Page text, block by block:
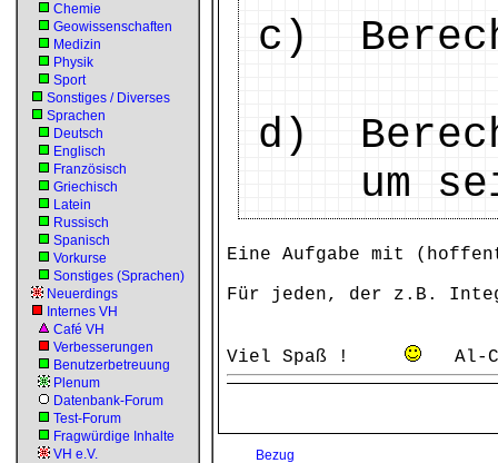
Chemie
Geowissenschaften
Medizin
Physik
Sport
Sonstiges / Diverses
Sprachen
Deutsch
Englisch
Französisch
Griechisch
Latein
Russisch
Spanisch
Vorkurse
Sonstiges (Sprachen)
Neuerdings
Internes VH
Café VH
Verbesserungen
Benutzerbetreuung
Plenum
Datenbank-Forum
Test-Forum
Fragwürdige Inhalte
VH e.V.
c)
d)
um
Eine Aufgabe mit
Für jeden, der z.B.
Viel Spaß ! Al-
Bezug